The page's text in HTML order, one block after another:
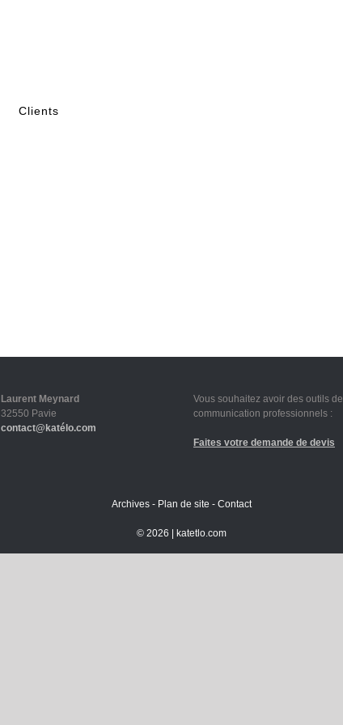
Clients
Laurent Meynard
32550 Pavie
contact@katélo.com
Vous souhaitez avoir des outils de
communication professionnels :
Faites votre demande de devis
Archives- Plan de site - Contact
© 2026 | katetlo.com